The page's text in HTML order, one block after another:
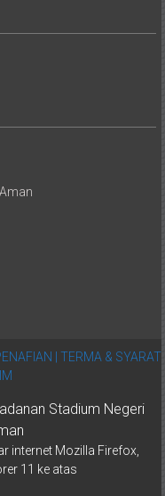
|
TERMA & SYARAT
Stadium Negeri
internet Mozilla Firefox,
11 ke atas